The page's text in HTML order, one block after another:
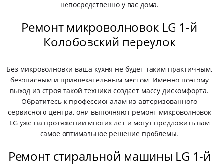
непосредственно у вас дома.
Ремонт микроволновок LG 1-й
Колобовский переулок
Без микроволновки ваша кухня не будет таким практичным,
безопасным и привлекательным местом. Именно поэтому
выход из строя такой техники создает массу дискомфорта.
Обратитесь к профессионалам из авторизованного
сервисного центра, они выполняют ремонт микроволновок
LG уже на протяжении многих лет и могут предложить вам
самое оптимальное решение проблемы.
Ремонт стиральной машины LG 1-й